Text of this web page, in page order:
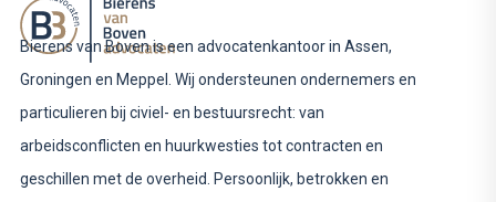
Bierens van Boven is een advocatenkantoor in Assen,
Groningen en Meppel. Wij ondersteunen ondernemers en
particulieren bij civiel- en bestuursrecht: van
arbeidsconflicten en huurkwesties tot contracten en
geschillen met de overheid. Persoonlijk, betrokken en